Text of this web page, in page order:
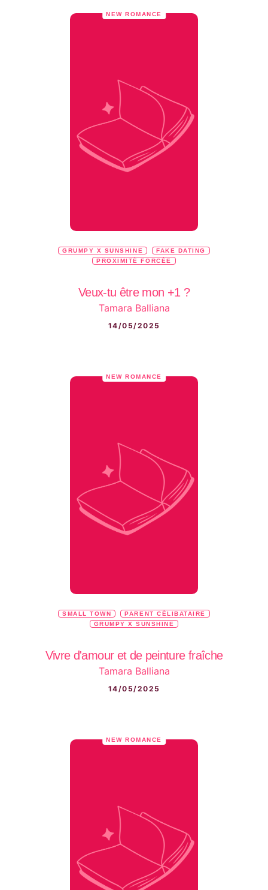
NEW ROMANCE
GRUMPY X SUNSHINE
FAKE DATING
PROXIMITÉ FORCÉE
Veux-tu être mon +1 ?
Tamara Balliana
14/05/2025
NEW ROMANCE
SMALL TOWN
PARENT CÉLIBATAIRE
GRUMPY X SUNSHINE
Vivre d'amour et de peinture fraîche
Tamara Balliana
14/05/2025
NEW ROMANCE